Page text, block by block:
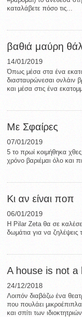
καταλάβετε πόσο τις...
βαθιά μαύρη
14/01/2019
Όπως μέσα στα ένα
διασταυρώνεσαι ονλάιν
και μέσα στις ένα
Με Σφαίρες
07/01/2019
5 το πρωί κοιμήθηκα
χρόνο βαριέμαι όλο και
Κι αν είναι ποπ
06/01/2019
Η Pilar Zeta θα σε
δωμάτια για να ζηλέψεις
A house is not a
24/12/2018
Λοιπόν διαβάζω ένα
που πουλάει
και σπίτι των